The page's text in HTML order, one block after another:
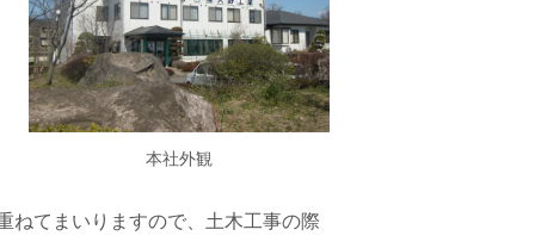
本社外観
ねてまいりますので、土木工事の際